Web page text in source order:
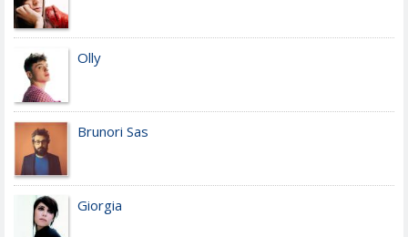
Olly
Brunori Sas
Giorgia